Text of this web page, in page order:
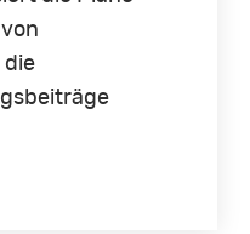
die